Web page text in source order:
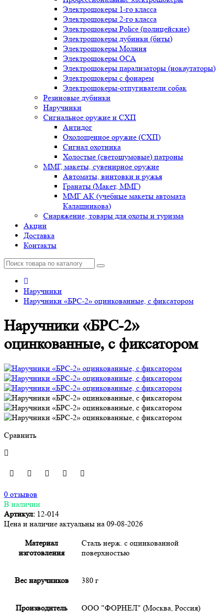
Электрошокеры 1-го класса
Электрошокеры 2-го класса
Электрошокеры Police (полицейские)
Электрошокеры дубинки (биты)
Электрошокеры Молния
Электрошокеры ОСА
Электрошокеры парализаторы (нокаутаторы)
Электрошокеры с фонарем
Электрошокеры-отпугиватели собак
Резиновые дубинки
Наручники
Сигнальное оружие и СХП
Антидог
Охолощенное оружие (СХП)
Сигнал охотника
Холостые (светошумовые) патроны
ММГ, макеты, сувенирное оружие
Автоматы, винтовки и ружья
Гранаты (Макет, ММГ)
ММГ АК (учебные макеты автомата
Калашникова)
Снаряжение, товары для охоты и туризма
Акции
Доставка
Контакты
Наручники
Наручники «БРС-2» оцинкованные, с фиксатором
Наручники «БРС-2»
оцинкованные, с фиксатором
Сравнить
0 отзывов
В наличии
Артикул: 12-014
Цена и наличие актуальны на 09-08-2026
Материал
изготовления
Сталь нерж. с оцинкованной
поверхностью
Вес наручников 380 г
Производитель ООО "ФОРНЕЛ" (Москва, Россия)